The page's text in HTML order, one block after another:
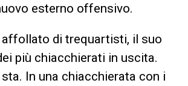
esterno offensivo.
affollato di trequartisti, il suo
più chiacchierati in uscita.
In una chiacchierata con i